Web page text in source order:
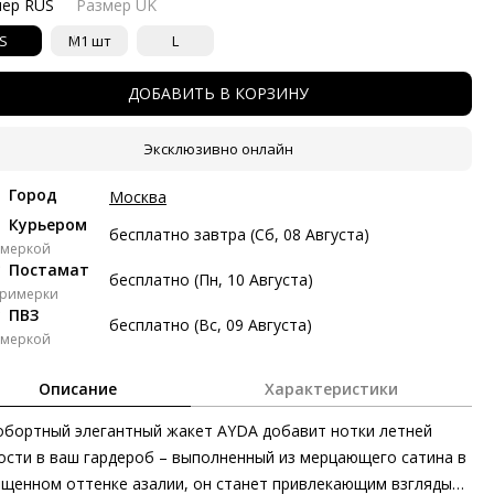
с Яндекс Сплит
Сплит с разбивкой платежей на 2 месяца. Без
платежей.
₽
21 авг
4 сен
18 сен
переплат
стоимость покупки
сейчас только часть, а оставшееся будем списывать
две недели
RUS Размер UK
S M1 шт L
ДОБАВИТЬ В КОРЗИНУ
Эксклюзивно онлайн
Город
Москва
Курьером
бесплатно завтра (Сб, 08 Августа)
Постамат
бесплатно (Пн, 10 Августа)
ПВЗ
бесплатно (Вс, 09 Августа)
Описание Характеристики
элегантный жакет AYDA добавит нотки летней
в ваш гардероб – выполненный из мерцающего сатина в
оттенке азалии, он станет привлекающим взгляды